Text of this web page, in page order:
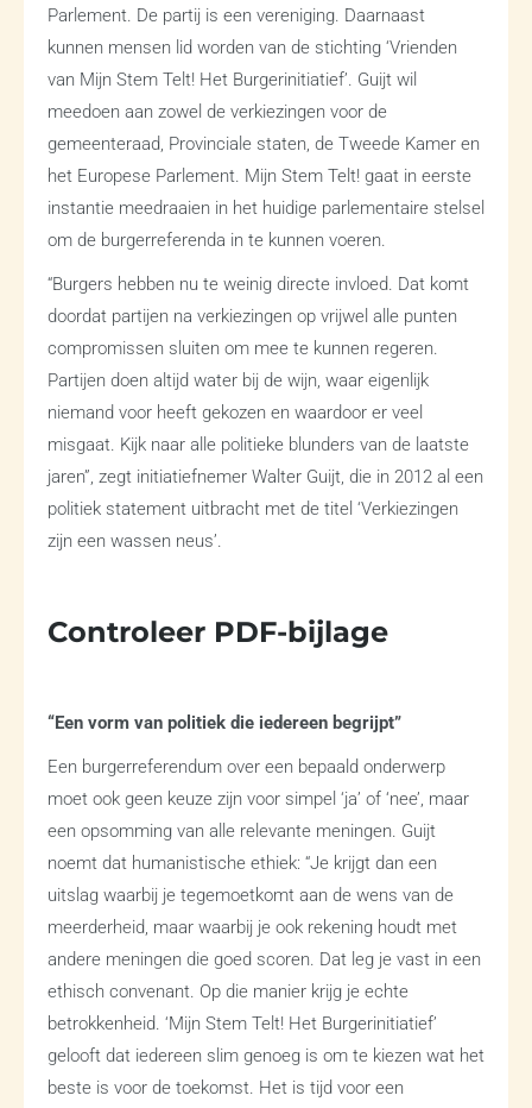
Parlement. De partij is een vereniging. Daarnaast
kunnen mensen lid worden van de stichting ‘Vrienden
van Mijn Stem Telt! Het Burgerinitiatief’. Guijt wil
meedoen aan zowel de verkiezingen voor de
gemeenteraad, Provinciale staten, de Tweede Kamer en
het Europese Parlement. Mijn Stem Telt! gaat in eerste
instantie meedraaien in het huidige parlementaire stelsel
om de burgerreferenda in te kunnen voeren.
“Burgers hebben nu te weinig directe invloed. Dat komt
doordat partijen na verkiezingen op vrijwel alle punten
compromissen sluiten om mee te kunnen regeren.
Partijen doen altijd water bij de wijn, waar eigenlijk
niemand voor heeft gekozen en waardoor er veel
misgaat. Kijk naar alle politieke blunders van de laatste
jaren”, zegt initiatiefnemer Walter Guijt, die in 2012 al een
politiek statement uitbracht met de titel ‘Verkiezingen
zijn een wassen neus’.
Controleer PDF-bijlage
“Een vorm van politiek die iedereen begrijpt”
Een burgerreferendum over een bepaald onderwerp
moet ook geen keuze zijn voor simpel ‘ja’ of ‘nee’, maar
een opsomming van alle relevante meningen. Guijt
noemt dat humanistische ethiek: “Je krijgt dan een
uitslag waarbij je tegemoetkomt aan de wens van de
meerderheid, maar waarbij je ook rekening houdt met
andere meningen die goed scoren. Dat leg je vast in een
ethisch convenant. Op die manier krijg je echte
betrokkenheid. ‘Mijn Stem Telt! Het Burgerinitiatief’
gelooft dat iedereen slim genoeg is om te kiezen wat het
beste is voor de toekomst. Het is tijd voor een